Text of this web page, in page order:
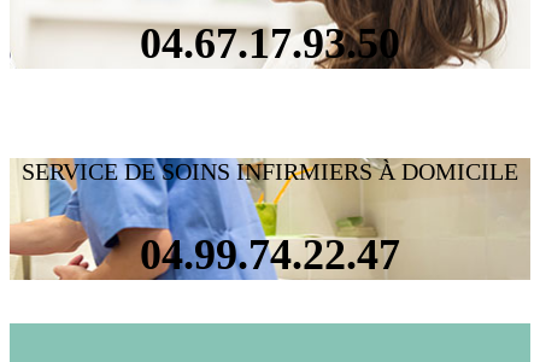
04.67.17.93.50
SERVICE DE SOINS INFIRMIERS À DOMICILE
04.99.74.22.47